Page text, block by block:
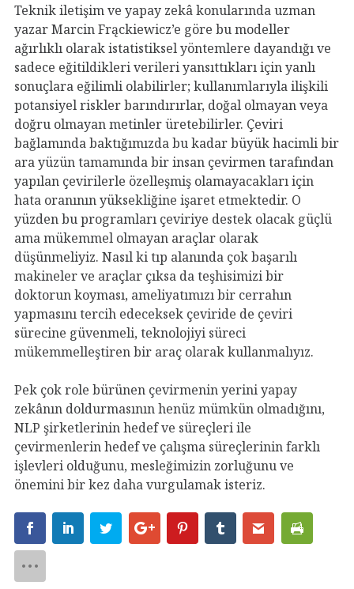
Teknik iletişim ve yapay zekâ konularında uzman
yazar Marcin Frąckiewicz’e göre bu modeller
ağırlıklı olarak istatistiksel yöntemlere dayandığı ve
sadece eğitildikleri verileri yansıttıkları için yanlı
sonuçlara eğilimli olabilirler; kullanımlarıyla ilişkili
potansiyel riskler barındırırlar, doğal olmayan veya
doğru olmayan metinler üretebilirler. Çeviri
bağlamında baktığımızda bu kadar büyük hacimli bir
ara yüzün tamamında bir insan çevirmen tarafından
yapılan çevirilerle özelleşmiş olamayacakları için
hata oranının yüksekliğine işaret etmektedir. O
yüzden bu programları çeviriye destek olacak güçlü
ama mükemmel olmayan araçlar olarak
düşünmeliyiz. Nasıl ki tıp alanında çok başarılı
makineler ve araçlar çıksa da teşhisimizi bir
doktorun koyması, ameliyatımızı bir cerrahın
yapmasını tercih edeceksek çeviride de çeviri
sürecine güvenmeli, teknolojiyi süreci
mükemmelleştiren bir araç olarak kullanmalıyız.
Pek çok role bürünen çevirmenin yerini yapay
zekânın doldurmasının henüz mümkün olmadığını,
NLP şirketlerinin hedef ve süreçleri ile
çevirmenlerin hedef ve çalışma süreçlerinin farklı
işlevleri olduğunu, mesleğimizin zorluğunu ve
önemini bir kez daha vurgulamak isteriz.